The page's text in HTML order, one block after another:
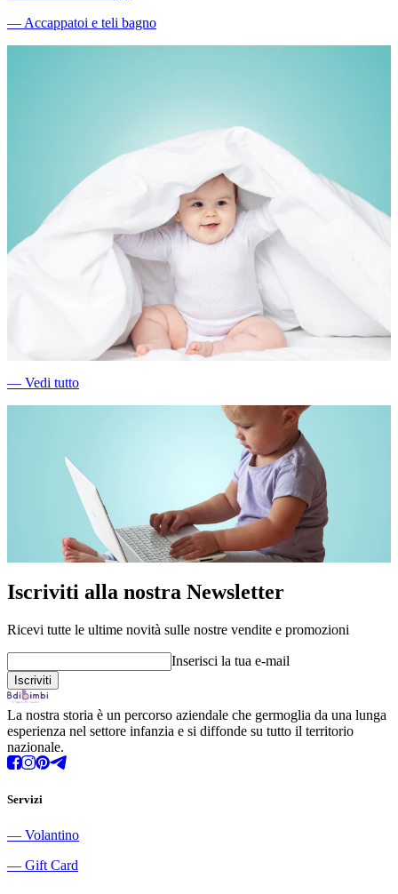
―Accappatoi e teli bagno
― Vedi tutto
Iscriviti alla nostra Newsletter
Ricevi tutte le ultime novità sulle nostre vendite e promozioni
Inserisci la tua e-mail
La nostra storia è un percorso aziendale che germoglia da una lunga
esperienza nel settore infanzia e si diffonde su tutto il territorio
nazionale.
Servizi
― Volantino
― Gift Card